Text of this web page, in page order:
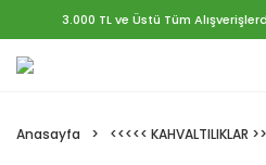
3.000 TL ve Üstü Tüm
Anasayfa <<<<< KAHVALTILIKLAR